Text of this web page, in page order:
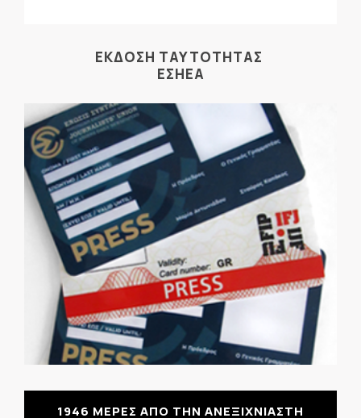
ΕΚΔΟΣΗ ΤΑΥΤΟΤΗΤΑΣ
ΕΣΗΕΑ
1946 ΜΕΡΕΣ ΑΠΟ ΤΗΝ ΑΝΕΞΙΧΝΙΑΣΤΗ